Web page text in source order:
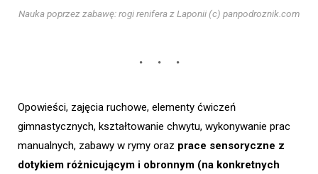
Nauka poprzez zabawę: rogi renifera z Laponii (c) panpodroznik.com
Opowieści, zajęcia ruchowe, elementy ćwiczeń
gimnastycznych, kształtowanie chwytu, wykonywanie prac
manualnych, zabawy w rymy oraz prace sensoryczne z
dotykiem różnicującym i obronnym (na konkretnych